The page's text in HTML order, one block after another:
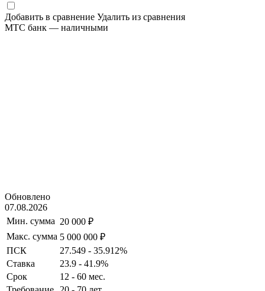
Добавить в сравнение Удалить из сравнения
МТС банк — наличными
Обновлено
07.08.2026
Мин. сумма 20 000 ₽
Макс. сумма 5 000 000 ₽
ПСК
27.549 - 35.912%
Ставка
23.9 - 41.9%
Срок
12 - 60 мес.